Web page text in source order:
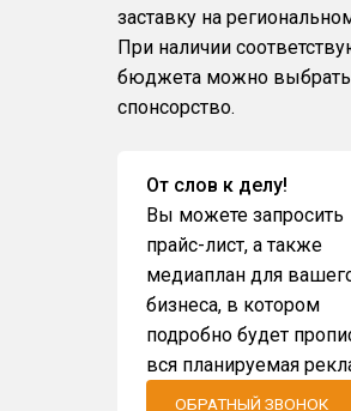
заставку на
При наличии
бюджета можно выбрать
спонсорство.
От слов к делу!
Вы можете запросить
прайс-лист, а также
медиаплан для
бизнеса, в котором
подробно будет
вся планируемая
ОБРАТНЫЙ ЗВОНОК